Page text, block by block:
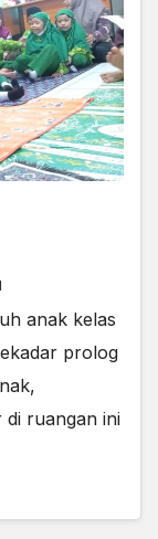
anak kelas
prolog
di ruangan ini